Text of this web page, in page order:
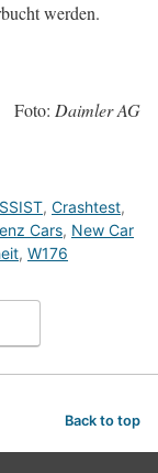
werden.
Foto: Daimler AG
, Crashtest,
Cars, New Car
, W176
Back to top